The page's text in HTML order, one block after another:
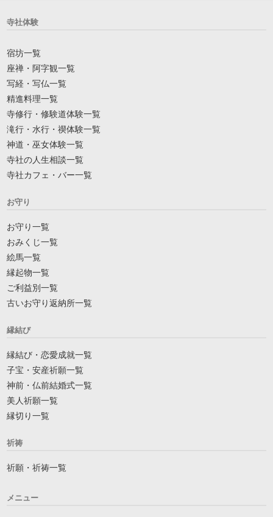
寺社体験
宿坊一覧
座禅・阿字観一覧
写経・写仏一覧
精進料理一覧
寺修行・修験道体験一覧
滝行・水行・禊体験一覧
神道・巫女体験一覧
寺社の人生相談一覧
寺社カフェ・バー一覧
お守り
お守り一覧
おみくじ一覧
絵馬一覧
縁起物一覧
ご利益別一覧
古いお守り返納所一覧
縁結び
縁結び・恋愛成就一覧
子宝・安産祈願一覧
神前・仏前結婚式一覧
美人祈願一覧
縁切り一覧
祈祷
祈願・祈祷一覧
メニュー